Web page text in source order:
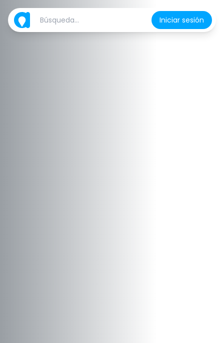
Iniciar sesión